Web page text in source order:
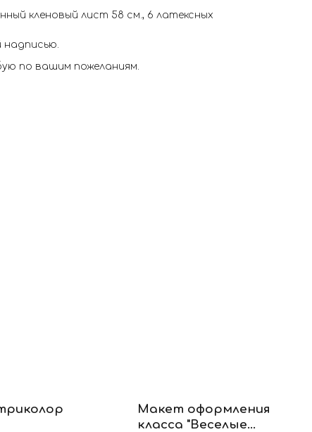
кленовый лист 58 см., 6 латексных
надписью.
по вашим пожеланиям.
Макет оформления
класса "Веселые